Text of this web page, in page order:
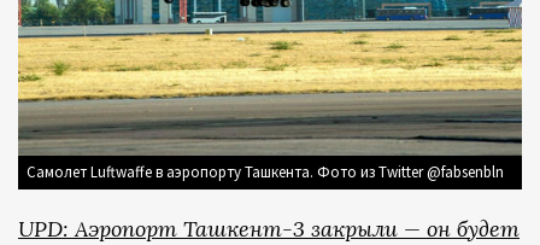
Самолет Luftwaffe в аэропорту Ташкента. Фото из Twitter @fabsenbln
UPD: Аэропорт Ташкент-3 закрыли — он будет